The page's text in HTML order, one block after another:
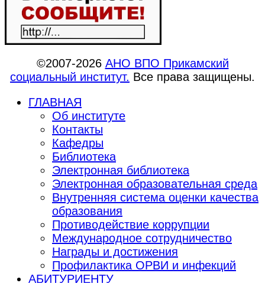
©2007-2026 АНО ВПО Прикамский
социальный институт. Все права защищены.
ГЛАВНАЯ
Об институте
Контакты
Кафедры
Библиотека
Электронная библиотека
Электронная образовательная среда
Внутренняя система оценки качества
образования
Противодействие коррупции
Международное сотрудничество
Награды и достижения
Профилактика ОРВИ и инфекций
АБИТУРИЕНТУ